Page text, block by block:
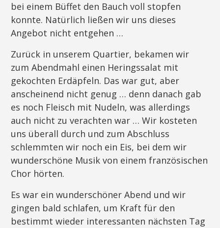
bei einem Büffet den Bauch voll stopfen
konnte. Natürlich ließen wir uns dieses
Angebot nicht entgehen …
Zurück in unserem Quartier, bekamen wir
zum Abendmahl einen Heringssalat mit
gekochten Erdäpfeln. Das war gut, aber
anscheinend nicht genug … denn danach gab
es noch Fleisch mit Nudeln, was allerdings
auch nicht zu verachten war … Wir kosteten
uns überall durch und zum Abschluss
schlemmten wir noch ein Eis, bei dem wir
wunderschöne Musik von einem französischen
Chor hörten.
Es war ein wunderschöner Abend und wir
gingen bald schlafen, um Kraft für den
bestimmt wieder interessanten nächsten Tag